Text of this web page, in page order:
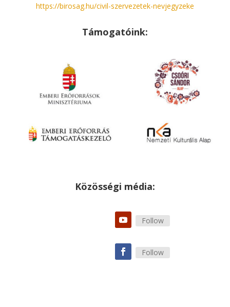
https://birosag.hu/civil-szervezetek-nevjegyzeke
Támogatóink:
Közösségi média:
Follow
Follow